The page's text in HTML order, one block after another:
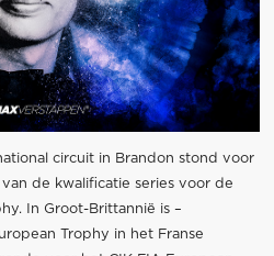
circuit in Brandon stond voor
de kwalificatie series voor de
In Groot-Brittannië is –
Trophy in het Franse